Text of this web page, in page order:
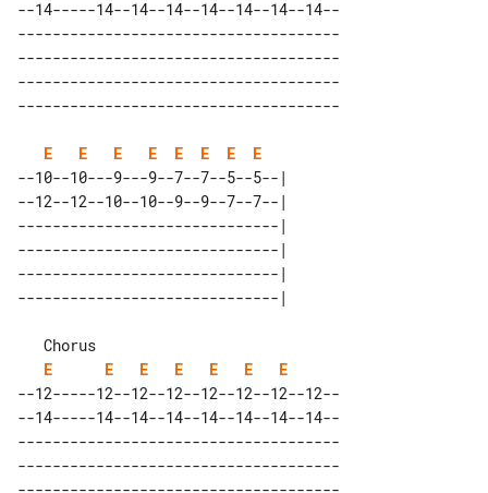
--14-----14--14--14--14--14--14--14--
-------------------------------------
-------------------------------------
-------------------------------------
E E E E E E E
E
--10--10---9---9--7--7--5--5--|
--12--12--10--10--9--9--7--7--|
------------------------------|
------------------------------|
------------------------------|
E
E E E E E
E
--12-----12--12--12--12--12--12--12--
--14-----14--14--14--14--14--14--14--
-------------------------------------
-------------------------------------